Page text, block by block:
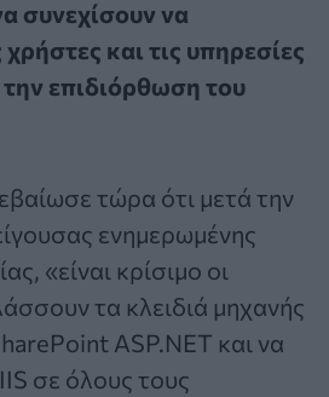
συνεχίσουν να
και τις υπηρεσίες
επιδιόρθωση του
τώρα ότι μετά την
ενημερωμένης
«είναι κρίσιμο οι
τα κλειδιά μηχανής
ASP.NET και να
σε όλους τους